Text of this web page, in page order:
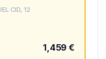
CID, 12
1,459 €